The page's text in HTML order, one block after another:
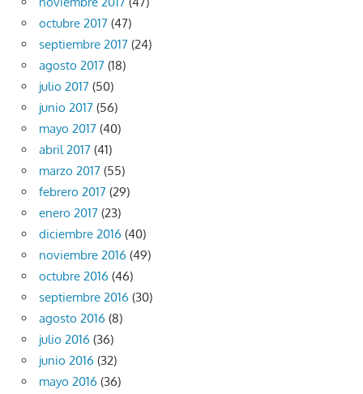
octubre 2017 (47)
septiembre 2017 (24)
agosto 2017 (18)
julio 2017 (50)
junio 2017 (56)
mayo 2017 (40)
abril 2017 (41)
marzo 2017 (55)
febrero 2017 (29)
enero 2017 (23)
diciembre 2016 (40)
noviembre 2016 (49)
octubre 2016 (46)
septiembre 2016 (30)
agosto 2016 (8)
julio 2016 (36)
junio 2016 (32)
mayo 2016 (36)